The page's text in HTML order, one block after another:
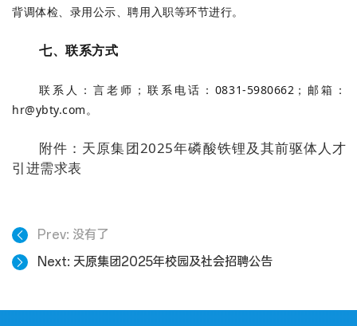
背调体检、录用公示、聘用入职等环节进行。
七、联系方式
联系人：言老师；联系电话：0831-5980662；邮箱：
hr@ybty.com。
附件：天原集团2025年磷酸铁锂及其前驱体人才
引进需求表
Prev 没有了
Next 天原集团2025年校园及社会招聘公告